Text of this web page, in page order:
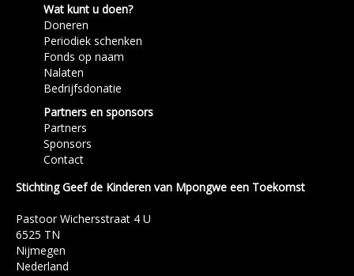
Wat kunt u doen?
Doneren
Periodiek schenken
Fonds op naam
Nalaten
Bedrijfsdonatie
Partners en sponsors
Partners
Sponsors
Contact
Stichting Geef de Kinderen van Mpongwe een Toekomst
Pastoor Wichersstraat 4 U
6525 TN
Nijmegen
Nederland